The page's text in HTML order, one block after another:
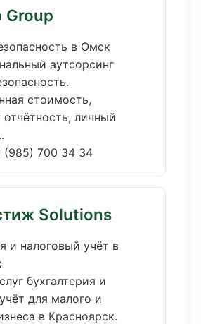
в Омск
аутсорсинг
стоимость,
отчётность, личный
(985) 700 34 34
Solutions
и налоговый учёт в
бухгалтерия и
для малого и
в Красноярск.